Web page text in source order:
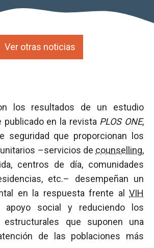
Ver otras noticias
los resultados de un estudio
publicado en la revista PLOS ONE,
seguridad que proporcionan los
–servicios de counselling,
centros de día, comunidades
etc.– desempeñan un
en la respuesta frente al VIH
apoyo social y reduciendo los
estructurales que suponen una
de las poblaciones más